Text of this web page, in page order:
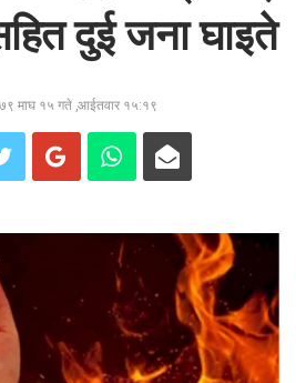
दुई जना घाइते
माघ १५ गते ,आईतवार १५:१९